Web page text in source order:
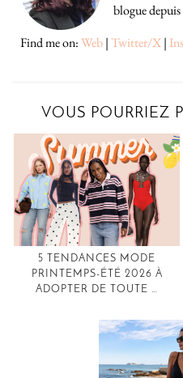
blogue
Find me on:Web|Twitter/X|
VOUS POURRIEZ
5 TENDANCES MODE
PRINTEMPS-ÉTÉ 2026 À
ADOPTER DE TOUTE …